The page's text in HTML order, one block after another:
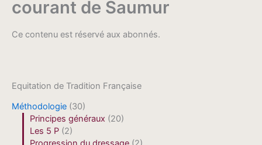
Equitation de Tradition Française
Méthodologie (30)
Principes généraux (20)
Les 5 P (2)
courant de Saumur
Ce contenu est réservé aux abonnés.